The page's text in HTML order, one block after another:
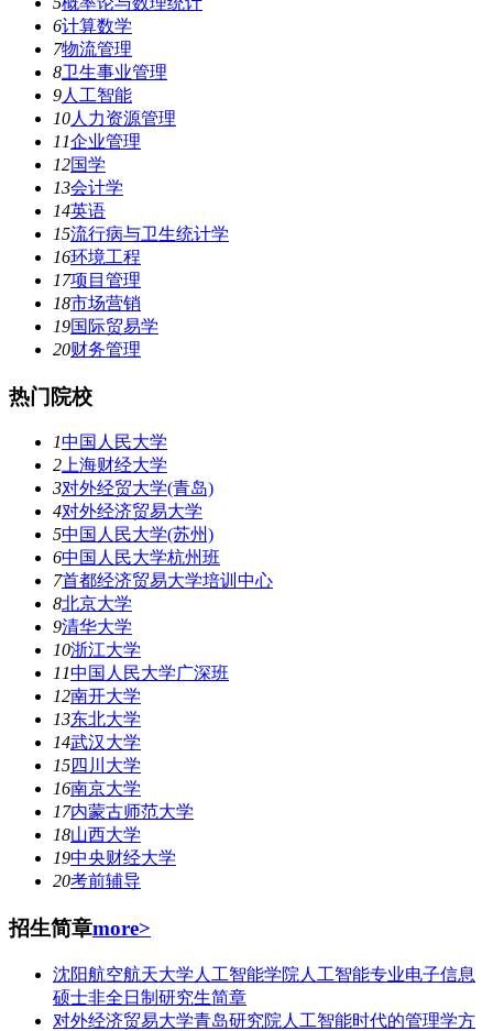
6计算数学
7物流管理
8卫生事业管理
9人工智能
10人力资源管理
11企业管理
12国学
13会计学
14英语
15流行病与卫生统计学
16环境工程
17项目管理
18市场营销
19国际贸易学
20财务管理
热门院校
1中国人民大学
2 上海财经大学
3对外经贸大学(青岛)
4对外经济贸易大学
5中国人民大学(苏州)
6中国人民大学杭州班
7首都经济贸易大学培训中心
8北京大学
9清华大学
10浙江大学
11中国人民大学广深班
12南开大学
13东北大学
14武汉大学
15四川大学
16南京大学
17内蒙古师范大学
18山西大学
19中央财经大学
20考前辅导
招生简章more>
沈阳航空航天大学人工智能学院人工智能专业电子信息
硕士非全日制研究生简章
对外经济贸易大学青岛研究院人工智能时代的管理学方